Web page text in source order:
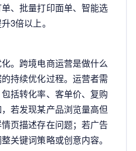
、批量打印面单、智能选
3倍以上。
。跨境电商运营是做什么
持续优化过程。运营者需
括转化率、客单价、复购
若发现某产品浏览量高但
页描述存在问题；若广告
关键词策略或创意内容。